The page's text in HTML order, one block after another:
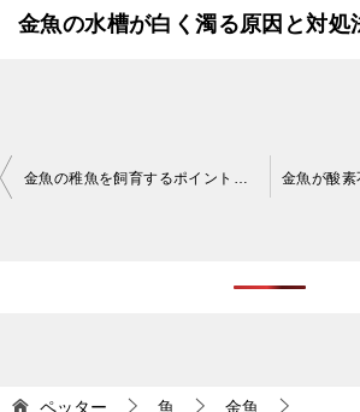
金魚の水槽が白く濁る原因と対処
投
シ
金魚の稚魚を飼育するポイント。金魚を上手く育てよう
ペッター 魚 金魚